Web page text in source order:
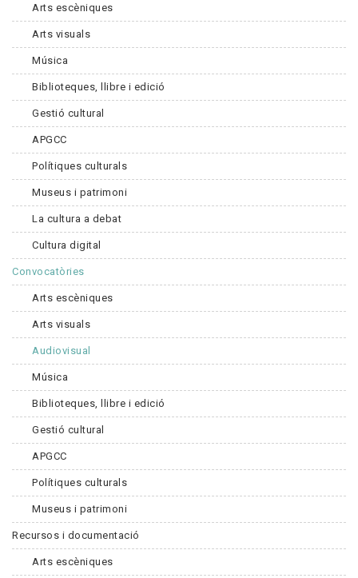
Arts escèniques
Arts visuals
Música
Biblioteques, llibre i edició
Gestió cultural
APGCC
Polítiques culturals
Museus i patrimoni
La cultura a debat
Cultura digital
Convocatòries
Arts escèniques
Arts visuals
Audiovisual
Música
Biblioteques, llibre i edició
Gestió cultural
APGCC
Polítiques culturals
Museus i patrimoni
Recursos i documentació
Arts escèniques